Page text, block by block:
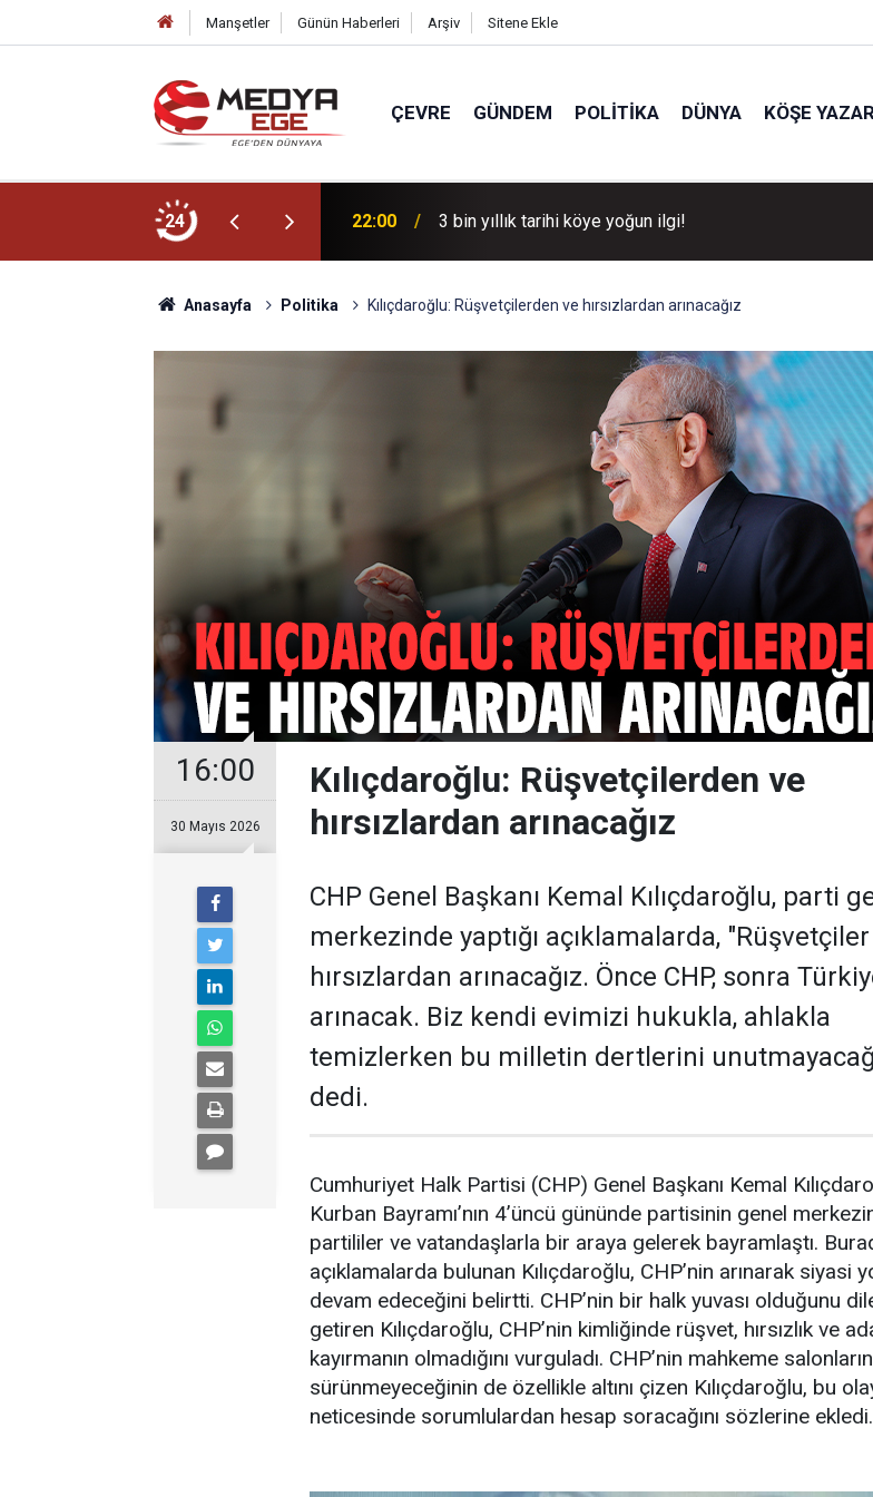
Manşetler Günün Haberleri Arşiv Sitene Ekle
ÇEVRE GÜNDEM POLITIKA DÜNYA KÖŞE
24 22:00 3 bin yıllık tarihi köye yoğun ilgi!
Anasayfa Politika Kılıçdaroğlu: Rüşvetçilerden ve hırsızlardan arınacağız
16:00
30 Mayıs 2026
Kılıçdaroğlu: Rüşvetçilerden ve
hırsızlardan arınacağız
CHP Genel Başkanı Kemal Kılıçdaroğlu, parti
merkezinde yaptığı açıklamalarda,
hırsızlardan arınacağız. Önce CHP, sonra
arınacak. Biz kendi evimizi hukukla, ahlakla
temizlerken bu milletin dertlerini
dedi.
Cumhuriyet Halk Partisi (CHP) Genel Başkanı Kemal
Kurban Bayramı’nın 4’üncü gününde partisinin genel
partililer ve vatandaşlarla bir araya gelerek bayramlaştı.
açıklamalarda bulunan Kılıçdaroğlu, CHP’nin arınarak siyasi
devam edeceğini belirtti. CHP’nin bir halk yuvası olduğunu
getiren Kılıçdaroğlu, CHP’nin kimliğinde rüşvet, hırsızlık ve
kayırmanın olmadığını vurguladı. CHP’nin mahkeme
sürünmeyeceğinin de özellikle altını çizen Kılıçdaroğlu, bu
neticesinde sorumlulardan hesap soracağını sözlerine ekledi.